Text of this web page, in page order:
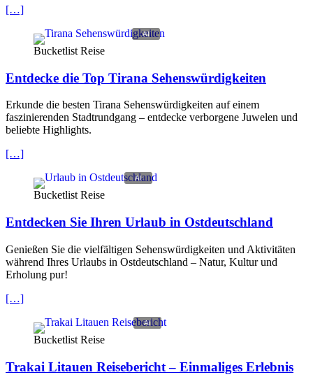
[…]
Bucketlist Reise
Entdecke die Top Tirana Sehenswürdigkeiten
Erkunde die besten Tirana Sehenswürdigkeiten auf einem
faszinierenden Stadtrundgang – entdecke verborgene Juwelen und
beliebte Highlights.
[…]
Bucketlist Reise
Entdecken Sie Ihren Urlaub in Ostdeutschland
Genießen Sie die vielfältigen Sehenswürdigkeiten und Aktivitäten
während Ihres Urlaubs in Ostdeutschland – Natur, Kultur und
Erholung pur!
[…]
Bucketlist Reise
Trakai Litauen Reisebericht – Einmaliges Erlebnis